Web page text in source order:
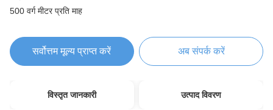
500 वर्ग मीटर प्रति माह
सर्वोत्तम मूल्य प्राप्त करें अब संपर्क करें
विस्तृत जानकारी उत्पाद विवरण